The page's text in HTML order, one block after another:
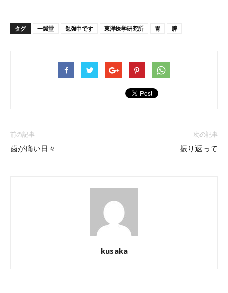
タグ 一鍼堂 勉強中です 東洋医学研究所 胃 脾
前の記事
歯が痛い日々
次の記事
振り返って
kusaka